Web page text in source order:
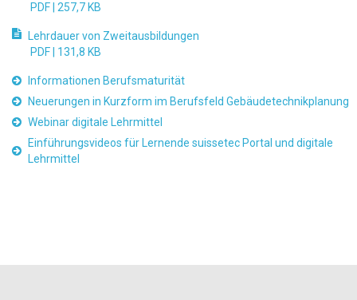
PDF | 257,7 KB
Lehrdauer von Zweitausbildungen
PDF | 131,8 KB
Informationen Berufsmaturität
Neuerungen in Kurzform im Berufsfeld Gebäudetechnikplanung
Webinar digitale Lehrmittel
Einführungsvideos für Lernende suissetec Portal und digitale
Lehrmittel